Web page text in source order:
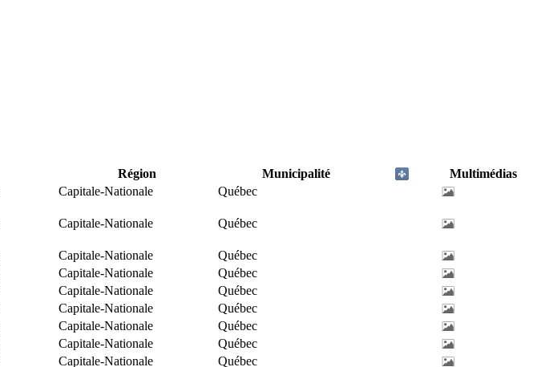
Région Municipalité
Multimédias
Capitale-Nationale
Québec
Capitale-Nationale Québec
Capitale-Nationale
Québec
Capitale-Nationale
Québec
Capitale-Nationale
Québec
Capitale-Nationale
Québec
Capitale-Nationale
Québec
Capitale-Nationale
Québec
Capitale-Nationale
Québec